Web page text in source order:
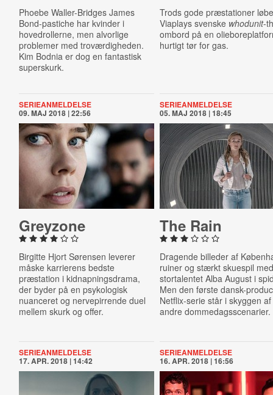
Phoebe Waller-Bridges James
Bond-pastiche har kvinder i
hovedrollerne, men alvorlige
problemer med troværdigheden.
Kim Bodnia er dog en fantastisk
superskurk.
Trods gode præstationer
Viaplays svenske whodunit-
ombord på en
hurtigt tør for gas.
SERIEANMELDELSE
09. MAJ 2018 | 22:56
Greyzone
Birgitte Hjort Sørensen leverer
måske karrierens bedste
præstation i kidnapningsdrama,
der byder på en psykologisk
nuanceret og nervepirrende duel
mellem skurk og offer.
SERIEANMELDELSE
05. MAJ 2018 | 18:45
The Rain
Dragende billeder af
ruiner og stærkt skuespil
stortalentet Alba August i
Men den første dansk-
Netflix-serie står i skyggen af
andre dommedagsscenarier.
SERIEANMELDELSE
17. APR. 2018 | 14:42
SERIEANMELDELSE
16. APR. 2018 | 16:56